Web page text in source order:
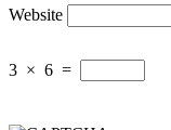
Website
3 × 6 =